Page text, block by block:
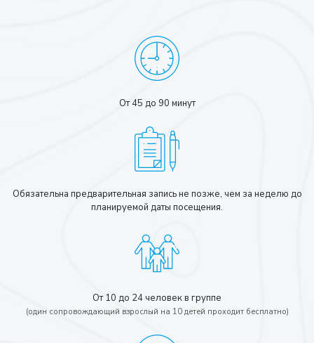
От 45 до 90 минут
Обязательна предварительная запись не позже, чем за неделю до
планируемой даты посещения.
От 10 до 24 человек в группе
(один сопровождающий взрослый на 10 детей проходит бесплатно)